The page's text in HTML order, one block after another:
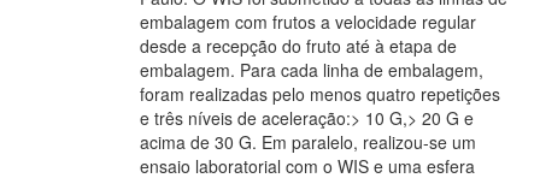
embalagem com frutos a velocidade regular
desde a recepção do fruto até à etapa de
embalagem. Para cada linha de embalagem,
foram realizadas pelo menos quatro repetições
e três níveis de aceleração:> 10 G,> 20 G e
acima de 30 G. Em paralelo, realizou-se um
ensaio laboratorial com o WIS e uma esfera